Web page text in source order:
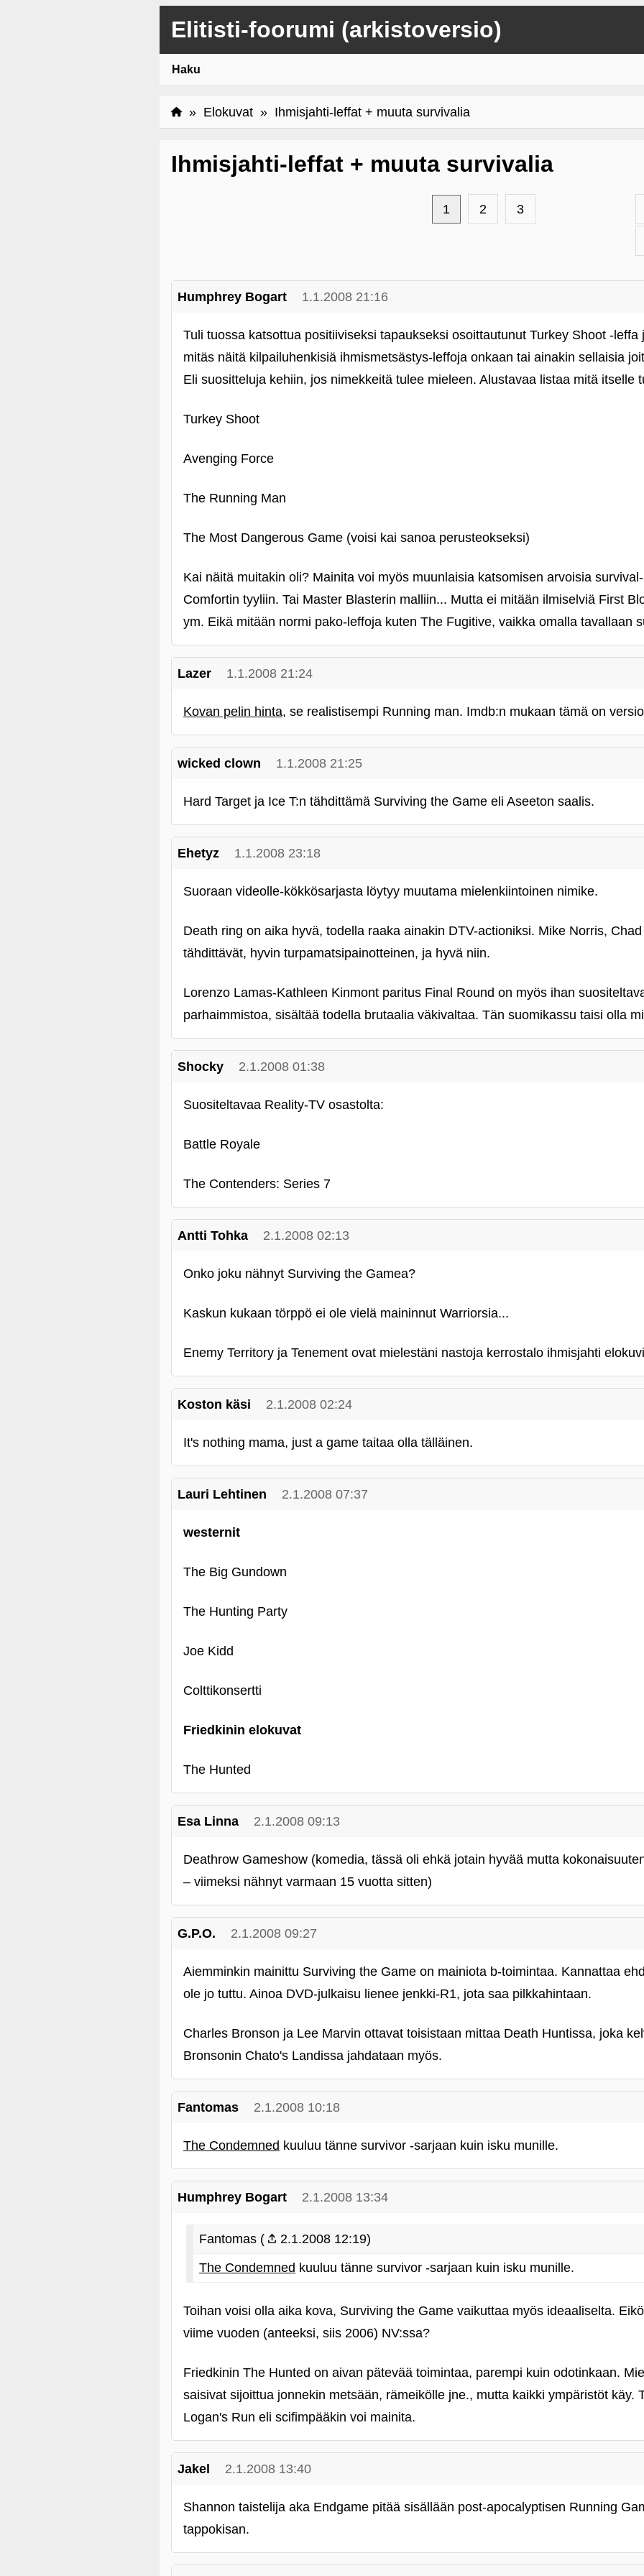
Elitisti-foorumi (arkistoversio)
Haku
» Elokuvat » Ihmisjahti-leffat + muuta survivalia
Ihmisjahti-leffat + muuta survivalia
1 2 3
Humphrey Bogart 1.1.2008 21:16
Tuli tuossa katsottua positiiviseksi tapaukseksi osoittautunut Turkey Shoot
mitäs näitä kilpailuhenkisiä ihmismetsästys-leffoja onkaan tai ainakin sellaisia
Eli suositteluja kehiin, jos nimekkeitä tulee mieleen. Alustavaa listaa mitä itselle
Turkey Shoot
Avenging Force
The Running Man
The Most Dangerous Game (voisi kai sanoa perusteokseksi)
Kai näitä muitakin oli? Mainita voi myös muunlaisia katsomisen arvoisia
Comfortin tyyliin. Tai Master Blasterin malliin... Mutta ei mitään ilmiselviä First
ym. Eikä mitään normi pako-leffoja kuten The Fugitive, vaikka omalla tavallaan
Lazer 1.1.2008 21:24
Kovan pelin hinta, se realistisempi Running man. Imdb:n mukaan tämä on
wicked clown 1.1.2008 21:25
Hard Target ja Ice T:n tähdittämä Surviving the Game eli Aseeton saalis.
Ehetyz 1.1.2008 23:18
Suoraan videolle-kökkösarjasta löytyy muutama mielenkiintoinen nimike.
Death ring on aika hyvä, todella raaka ainakin DTV-actioniksi. Mike Norris,
tähdittävät, hyvin turpamatsipainotteinen, ja hyvä niin.
Lorenzo Lamas-Kathleen Kinmont paritus Final Round on myös ihan
parhaimmistoa, sisältää todella brutaalia väkivaltaa. Tän suomikassu taisi olla
Shocky 2.1.2008 01:38
Suositeltavaa Reality-TV osastolta:
Battle Royale
The Contenders: Series 7
Antti Tohka 2.1.2008 02:13
Onko joku nähnyt Surviving the Gamea?
Kaskun kukaan törppö ei ole vielä maininnut Warriorsia...
Enemy Territory ja Tenement ovat mielestäni nastoja kerrostalo ihmisjahti
Koston käsi 2.1.2008 02:24
It's nothing mama, just a game taitaa olla tälläinen.
Lauri Lehtinen 2.1.2008 07:37
westernit
The Big Gundown
The Hunting Party
Joe Kidd
Colttikonsertti
Friedkinin elokuvat
The Hunted
Esa Linna 2.1.2008 09:13
Deathrow Gameshow (komedia, tässä oli ehkä jotain hyvää mutta
– viimeksi nähnyt varmaan 15 vuotta sitten)
G.P.O. 2.1.2008 09:27
Aiemminkin mainittu Surviving the Game on mainiota b-toimintaa. Kannattaa
ole jo tuttu. Ainoa DVD-julkaisu lienee jenkki-R1, jota saa pilkkahintaan.
Charles Bronson ja Lee Marvin ottavat toisistaan mittaa Death Huntissa, joka
Bronsonin Chato's Landissa jahdataan myös.
Fantomas 2.1.2008 10:18
The Condemned kuuluu tänne survivor ‑sarjaan kuin isku munille.
Humphrey Bogart 2.1.2008 13:34
Fantomas (
2.1.2008 12:19)
The Condemned kuuluu tänne survivor ‑sarjaan kuin isku munille.
Toihan voisi olla aika kova, Surviving the Game vaikuttaa myös ideaaliselta.
viime vuoden (anteeksi, siis 2006) NV:ssa?
Friedkinin The Hunted on aivan pätevää toimintaa, parempi kuin odotinkaan.
saisivat sijoittua jonnekin metsään, rämeikölle jne., mutta kaikki ympäristöt käy.
Logan's Run eli scifimpääkin voi mainita.
Jakel 2.1.2008 13:40
Shannon taistelija aka Endgame pitää sisällään post-apocalyptisen Running
tappokisan.